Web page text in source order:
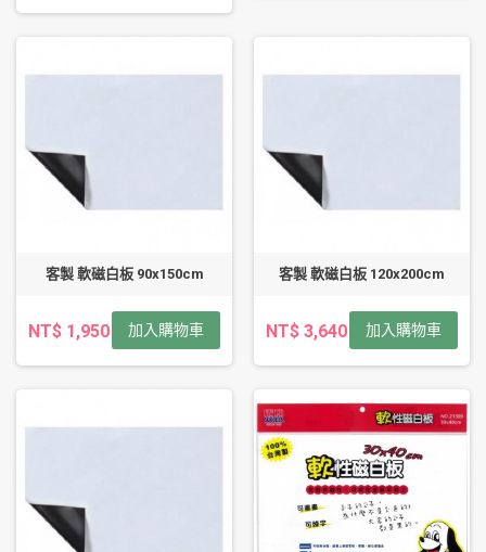
客製 軟磁白板 90x150cm
NT$ 1,950 加入購物車
客製 軟磁白板 120x200cm
NT$ 3,640 加入購物車